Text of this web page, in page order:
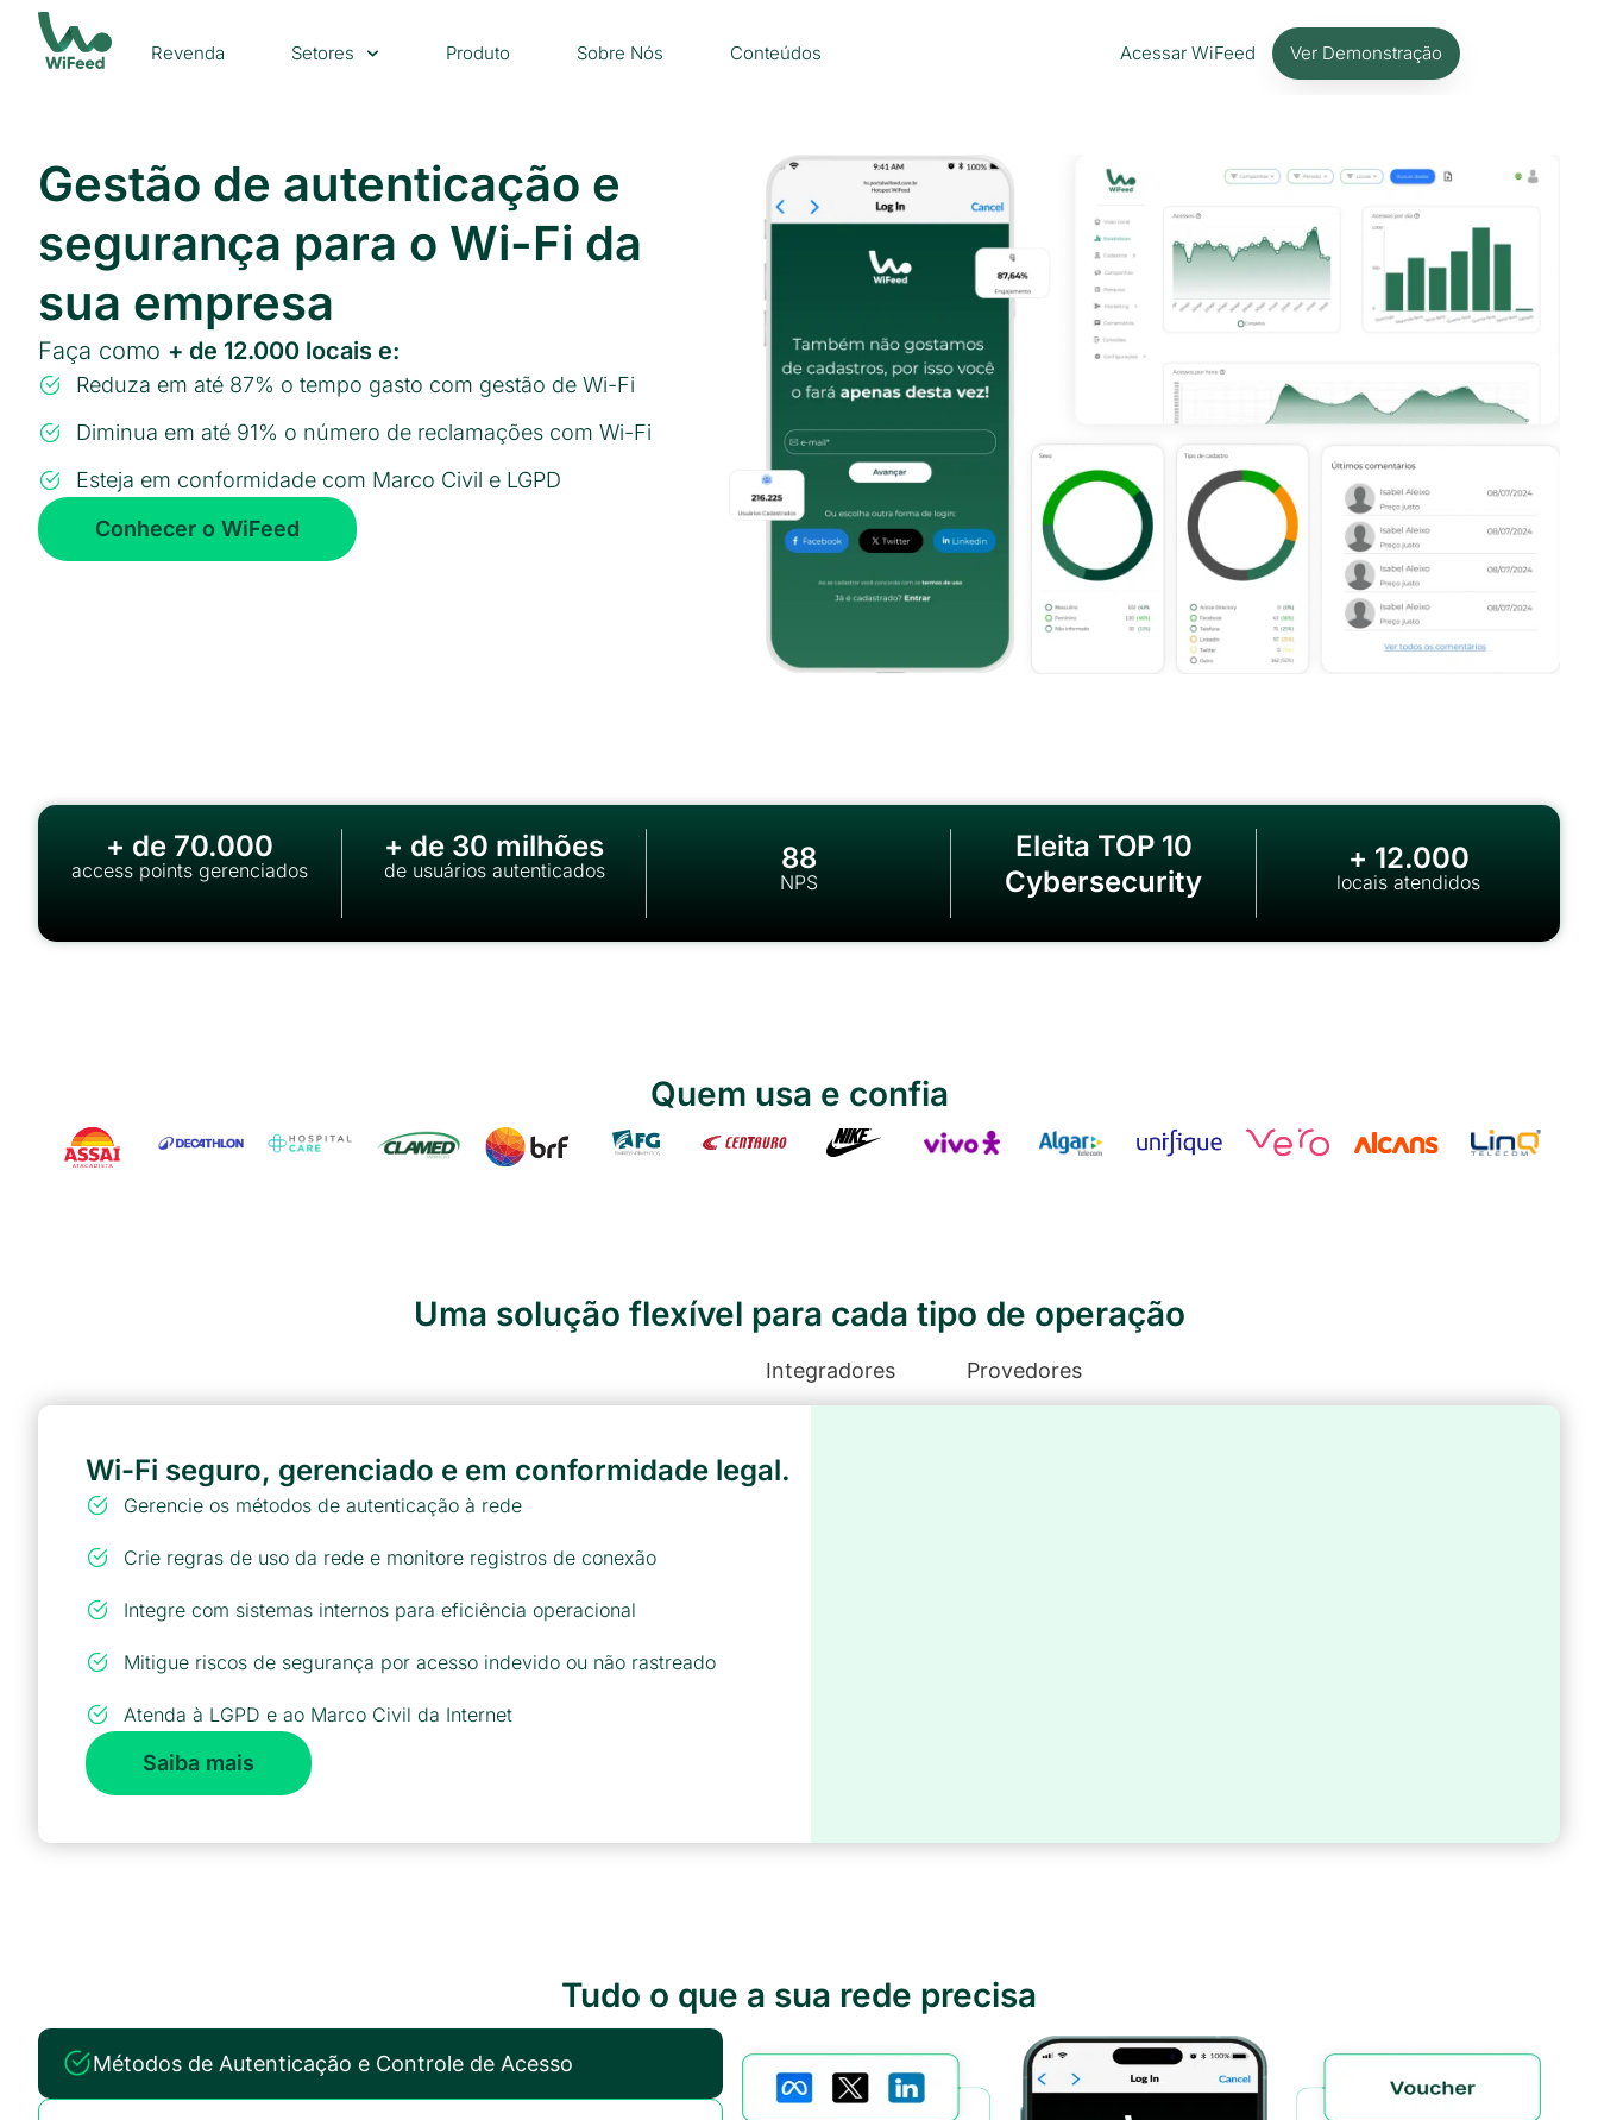
Revenda Setores Produto Sobre Nós Conteúdos Acessar WiFeed Ver Demonstração
Gestão de autenticação e
segurança para o Wi-Fi da
sua empresa
Faça como + de 12.000 locais e:
Reduza em até 87% o tempo gasto com gestão de Wi-Fi
Diminua em até 91% o número de reclamações com Wi-Fi
Esteja em conformidade com Marco Civil e LGPD
Conhecer o WiFeed
+ de 70.000
access points gerenciados
+ de 30 milhões
de usuários autenticados 88
NPS
Eleita TOP 10
Cybersecurity
+ 12.000
locais atendidos
Quem usa e confia
Uma solução flexível para cada tipo de operação
Integradores Provedores
Wi-Fi seguro, gerenciado e em conformidade legal.
Gerencie os métodos de autenticação à rede
Crie regras de uso da rede e monitore registros de conexão
Integre com sistemas internos para eficiência operacional
Mitigue riscos de segurança por acesso indevido ou não rastreado
Atenda à LGPD e ao Marco Civil da Internet
Saiba mais
Tudo o que a sua rede precisa
Métodos de Autenticação e Controle de Acesso